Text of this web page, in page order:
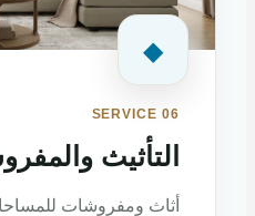
◆
SERVICE 06
التأثيث والمفروشات
أثاث ومفروشات للمساحات